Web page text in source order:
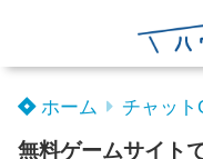
ホーム チャット
無料ゲームサイト